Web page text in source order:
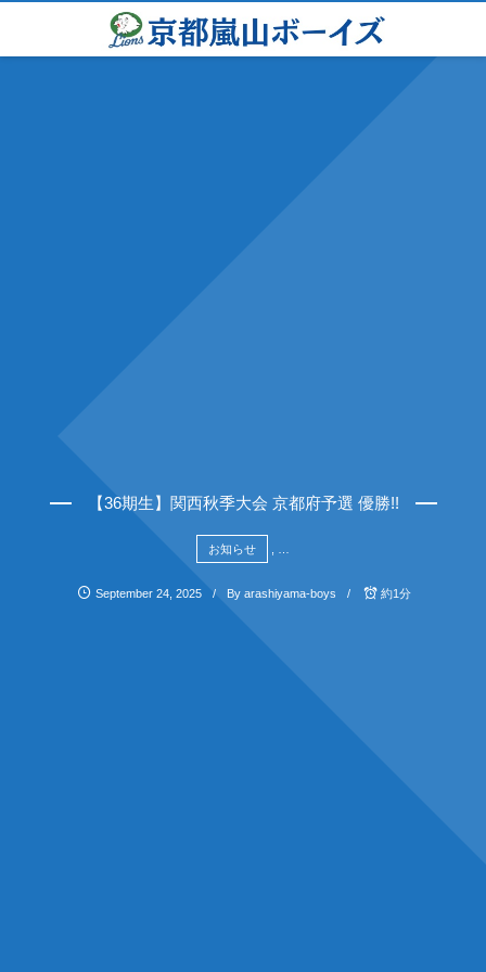
【36期生】関西秋季大会 京都府予選 優勝!!
お知らせ
September 24, 2025 By arashiyama-boys 約1分